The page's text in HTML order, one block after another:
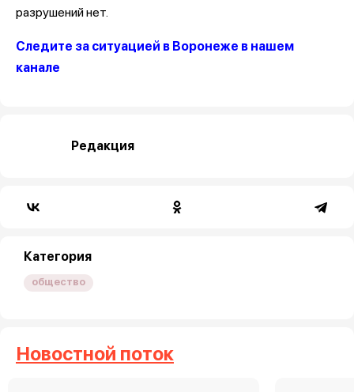
разрушений нет.
Следите за ситуацией в Воронеже в нашем
канале
Редакция
Категория
общество
Новостной поток